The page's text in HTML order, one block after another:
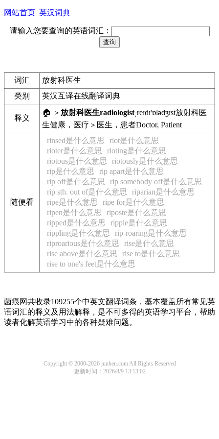
网站首页 英汉词典
请输入您要查询的英语词汇：
词汇
放射科医生
类别
英汉互译在线翻译词典
释义
🏠 ＞ 放射科医生radiologistˌreɪdɪ'ɒlədʒɪst放射科医
生健康，医疗＞医生，患者Doctor, Patient
随便看
rinsed是什么意思
riot是什么意思
rioter是什么意思
rioting是什么意思
riotous是什么意思
riotously是什么意思
rip是什么意思
rip apart是什么意思
rip off是什么意思
rip somebody off是什么意思
rip sth. out of是什么意思
riparian是什么意思
ripe是什么意思
ripe for是什么意思
ripen是什么意思
riposte是什么意思
ripped是什么意思
ripple是什么意思
rippling是什么意思
rip-roaring是什么意思
riproarious是什么意思
rise是什么意思
rise above是什么意思
rise to是什么意思
rise to one's feet是什么意思
菌痕网共收录109255个中英文翻译词条，基本覆盖所有常见英
语词汇的释义及用法解释，是不可多得的英语学习平台，帮助
读者化解英语学习中的各种疑难问题。
Copyright © 2000-2026 junhen.com All Rights Reserved
更新时间：2026/8/9 13:13:02